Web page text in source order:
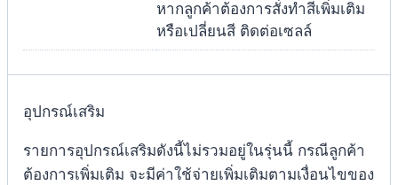
หากลูกค้าต้องการสั่งทำสีเพิ่มเติม
หรือเปลี่ยนสี ติดต่อเซลล์
อุปกรณ์เสริม
รายการอุปกรณ์เสริมดังนี้ไม่รวมอยู่ในรุ่นนี้ กรณีลูกค้า
ต้องการเพิ่มเติม จะมีค่าใช้จ่ายเพิ่มเติมตามเงื่อนไขของ